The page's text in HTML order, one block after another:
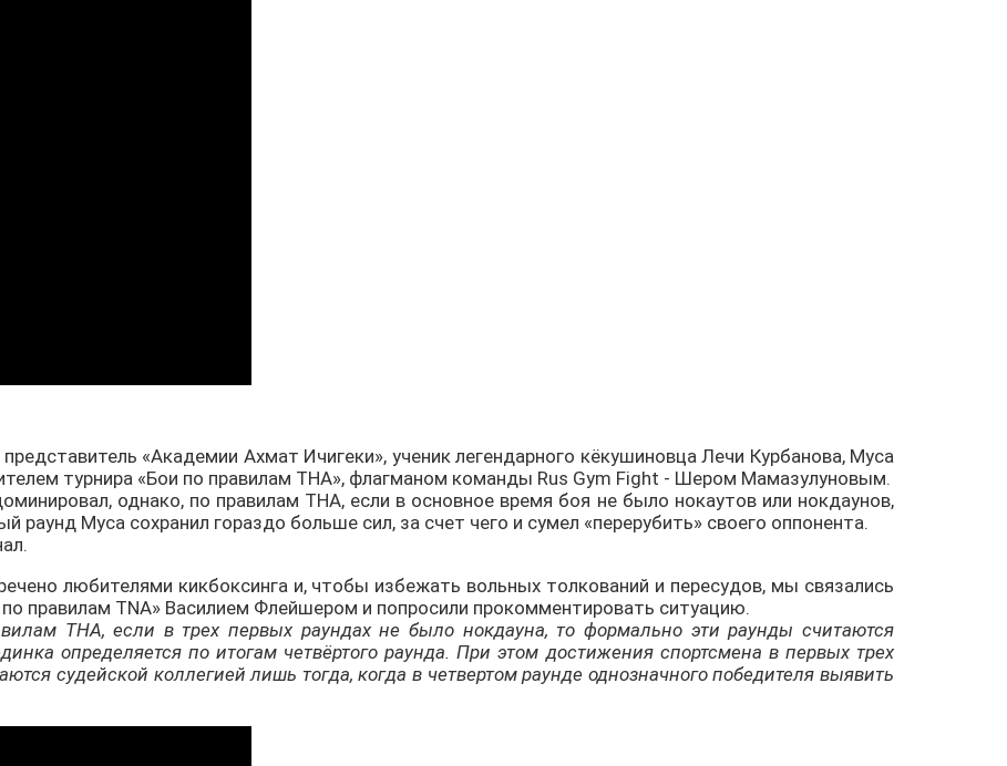
«Академии Ахмат Ичигеки», ученик легендарного кёкушиновца Лечи Курбанова, Муса
турнира «Бои по правилам ТНА», флагманом команды Rus Gym Fight - Шером Мамазулуновым.
однако, по правилам ТНА, если в основное время боя не было нокаутов или нокдаунов,
раунд Муса сохранил гораздо больше сил, за счет чего и сумел «перерубить» своего оппонента.
любителями кикбоксинга и, чтобы избежать вольных толкований и пересудов, мы связались
правилам TNA» Василием Флейшером и попросили прокомментировать ситуацию.
ТНА, если в трех первых раундах не было нокдауна, то формально эти раунды считаются
определяется по итогам четвёртого раунда. При этом достижения спортсмена в первых трех
судейской коллегией лишь тогда, когда в четвертом раунде однозначного победителя выявить